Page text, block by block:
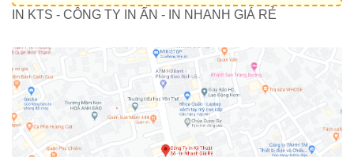
IN KTS - CÔNG TY IN ẤN - IN NHANH GIÁ RẺ